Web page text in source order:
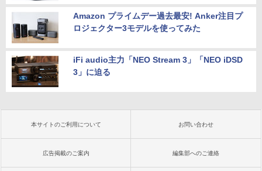
Amazon プライムデー過去最安! Anker注目プ
ロジェクター3モデルを使ってみた
iFi audio主力「NEO Stream 3」「NEO iDSD
3」に迫る
本サイトのご利用について お問い合わせ
広告掲載のご案内 編集部へのご連絡